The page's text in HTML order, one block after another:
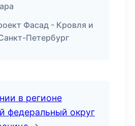
Фасад - Кровля и
Петербург
в регионе
федеральный округ